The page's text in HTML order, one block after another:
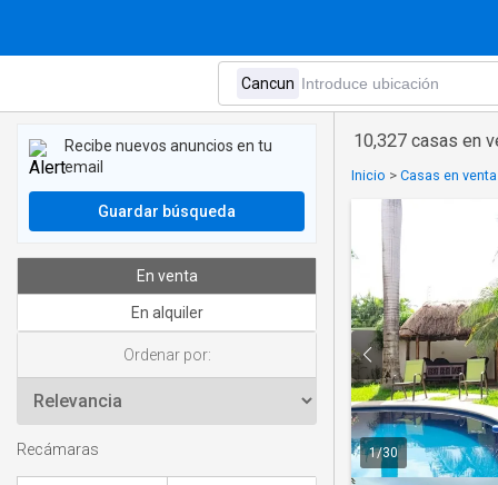
10,327 casas en
Inicio > Casas en
1/30
Recibe nuevos anuncios en tu
email
Guardar búsqueda
En venta
En alquiler
Ordenar por:
Recámaras